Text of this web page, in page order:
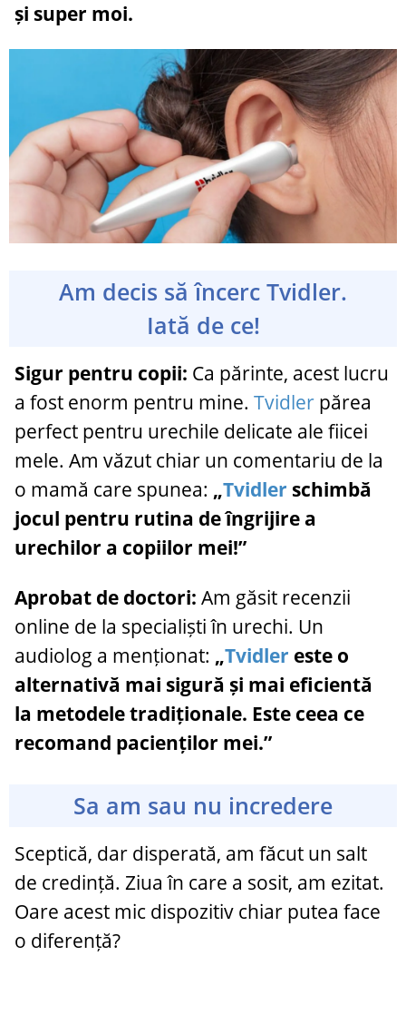
și super moi.
Am decis să încerc Tvidler.
Iată de ce!
Sigur pentru copii: Ca părinte, acest lucru
a fost enorm pentru mine. Tvidler părea
perfect pentru urechile delicate ale fiicei
mele. Am văzut chiar un comentariu de la
o mamă care spunea: „Tvidler schimbă
jocul pentru rutina de îngrijire a
urechilor a copiilor mei!”
Aprobat de doctori: Am găsit recenzii
online de la specialiști în urechi. Un
audiolog a menționat: „Tvidler este o
alternativă mai sigură și mai eficientă
la metodele tradiționale. Este ceea ce
recomand pacienților mei.”
Sa am sau nu incredere
Sceptică, dar disperată, am făcut un salt
de credință. Ziua în care a sosit, am ezitat.
Oare acest mic dispozitiv chiar putea face
o diferență?